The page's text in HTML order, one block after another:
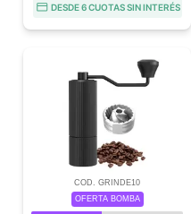
DESDE 6 CUOTAS SIN INTERÉS
COD. GRINDE10
OFERTA BOMBA